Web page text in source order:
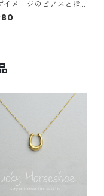
イメージのピアスと指
ット ハニーイエロージ
ライトグレーキャッツ